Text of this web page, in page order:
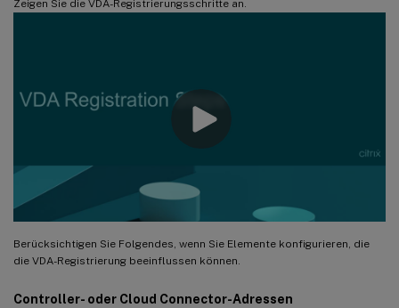
Zeigen Sie die VDA-Registrierungsschritte an.
Berücksichtigen Sie Folgendes, wenn Sie Elemente konfigurieren, die
die VDA-Registrierung beeinflussen können.
Controller- oder Cloud Connector-Adressen